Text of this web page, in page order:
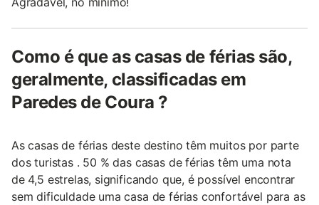
Como é que as casas de férias são,
geralmente, classificadas em
Paredes de Coura ?
As casas de férias deste destino têm muitos por parte
dos turistas . 50 % das casas de férias têm uma nota
de 4,5 estrelas, significando que, é possível encontrar
sem dificuldade uma casa de férias confortável para as